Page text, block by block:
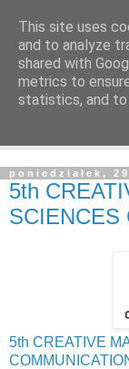
poniedziałek,
5th
SCIENCES
5th CREATIVE
This site uses
and to analyze
shared with
metrics to
statistics, and to